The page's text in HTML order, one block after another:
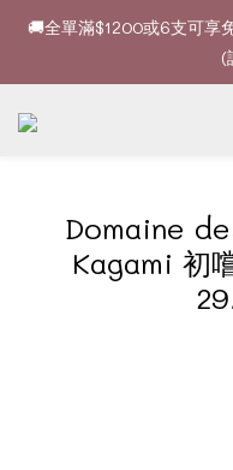
🚚全單滿$1200或6支可享
(
🚚全單滿$1200或6支可享
(
🍷酒款、優惠經常更新，
(
Domaine
Kagami 初